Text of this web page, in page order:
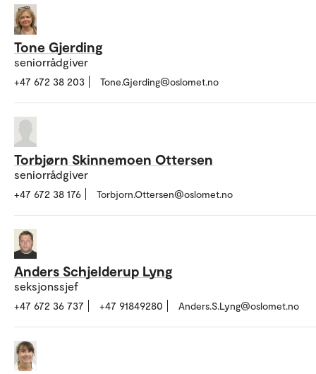
Tone Gjerding
seniorrådgiver
+47 672 38 203 Tone.Gjerding@oslomet.no
Torbjørn Skinnemoen Ottersen
seniorrådgiver
+47 672 38 176 Torbjorn.Ottersen@oslomet.no
Anders Schjelderup Lyng
seksjonssjef
+47 672 36 737 +47 91849280 Anders.S.Lyng@oslomet.no